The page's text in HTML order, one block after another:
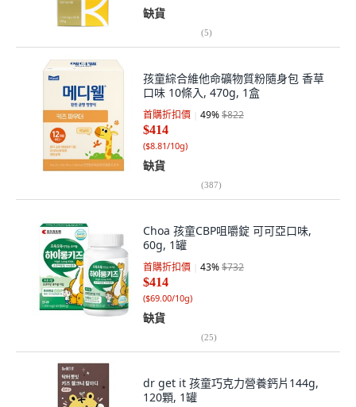
缺貨
(5)
孩童綜合維他命礦物質粉隨身包 香草
口味 10條入, 470g, 1盒
首購折扣價 49%$822
$414
($8.81/10g)
缺貨
(387)
Choa 孩童CBP咀嚼錠 可可亞口味,
60g, 1罐
首購折扣價 43%$732
$414
($69.00/10g)
缺貨
(25)
dr get it 孩童巧克力營養鈣片144g,
120顆, 1罐